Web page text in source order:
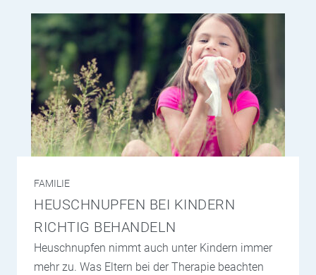
FAMILIE
HEUSCHNUPFEN BEI KINDERN
RICHTIG BEHANDELN
Heuschnupfen nimmt auch unter Kindern immer
mehr zu. Was Eltern bei der Therapie beachten